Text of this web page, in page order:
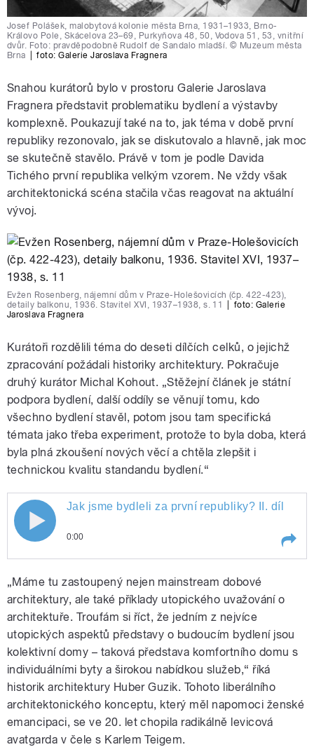
Josef Polášek, malobytová kolonie města Brna, 1931–1933, Brno-
Královo Pole, Skácelova 23–69, Purkyňova 48, 50, Vodova 51, 53, vnitřní
dvůr. Foto: pravděpodobně Rudolf de Sandalo mladší. © Muzeum města
Brna
foto:Galerie Jaroslava Fragnera
Snahou kurátorů bylo v prostoru Galerie Jaroslava
Fragnera představit problematiku bydlení a výstavby
komplexně. Poukazují také na to, jak téma v době první
republiky rezonovalo, jak se diskutovalo a hlavně, jak moc
se skutečně stavělo. Právě v tom je podle Davida
Tichého první republika velkým vzorem. Ne vždy však
architektonická scéna stačila včas reagovat na aktuální
vývoj.
Evžen Rosenberg, nájemní dům v Praze-Holešovicích (čp. 422-423),
detaily balkonu, 1936. Stavitel XVI, 1937–1938, s. 11
foto: Galerie
Jaroslava Fragnera
Kurátoři rozdělili téma do deseti dílčích celků, o jejichž
zpracování požádali historiky architektury. Pokračuje
druhý kurátor Michal Kohout. „Stěžejní článek je státní
podpora bydlení, další oddíly se věnují tomu, kdo
všechno bydlení stavěl, potom jsou tam specifická
témata jako třeba experiment, protože to byla doba, která
byla plná zkoušení nových věcí a chtěla zlepšit i
technickou kvalitu standandu bydlení.“
Jak jsme bydleli za první republiky? II.
pause
Jak jsme bydleli za první republiky? II. díl
0:00
„Máme tu zastoupený nejen mainstream dobové
architektury, ale také příklady utopického uvažování o
architektuře. Troufám si říct, že jedním z nejvíce
utopických aspektů představy o budoucím bydlení jsou
kolektivní domy – taková představa komfortního domu s
individuálními byty a širokou nabídkou služeb,“ říká
historik architektury Huber Guzik. Tohoto liberálního
architektonického konceptu, který měl napomoci ženské
emancipaci, se ve 20. let chopila radikálně levicová
avatgarda v čele s Karlem Teigem.